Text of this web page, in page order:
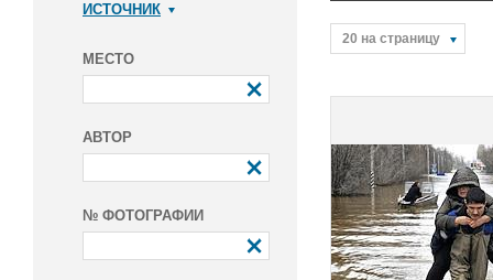
ИСТОЧНИК
МЕСТО
АВТОР
№ ФОТОГРАФИИ
20 на страницу